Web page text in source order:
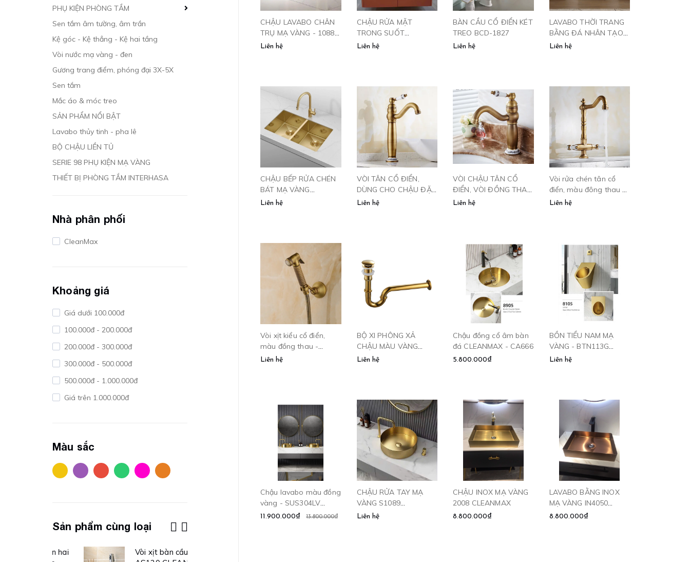
PHỤ KIỆN PHÒNG TẮM
Sen tắm âm tường, âm trần
Kệ góc - Kệ thẳng - Kệ hai tầng
Vòi nước mạ vàng - đen
Gương trang điểm, phóng đại 3X-5X
Sen tắm
Mắc áo & móc treo
SẢN PHẨM NỔI BẬT
Lavabo thủy tinh - pha lê
BỘ CHẬU LIỀN TỦ
SERIE 98 PHỤ KIỆN MẠ VÀNG
THIẾT BỊ PHÒNG TẮM INTERHASA
Nhà phân phối
CleanMax
Khoảng giá
Giá dưới 100.000đ
100.000đ - 200.000đ
200.000đ - 300.000đ
300.000đ - 500.000đ
500.000đ - 1.000.000đ
Giá trên 1.000.000đ
Màu sắc
Sản phẩm cùng loại
Vòi xịt bàn cầu -
CHẬU LAVABO CHÂN
TRỤ MẠ VÀNG - 1088
CLEANMAX
Liên hệ
CHẬU RỬA MẶT
TRONG SUỐT
CPG2266
Liên hệ
BÀN CẦU CỔ ĐIỂN KÉT
TREO BCD-1827
Liên hệ
LAVABO THỜI TRANG
BẰNG ĐÁ NHÂN TẠO
CỰC ĐẸP
Liên hệ
CHẬU BẾP RỬA CHÉN
BÁT MẠ VÀNG
SUS4880
Liên hệ
VÒI TÂN CỔ ĐIỂN,
DÙNG CHO CHẬU ĐẶT
BÀN-60205BF
Liên hệ
VÒI CHẬU TÂN CỔ
ĐIỂN, VÒI ĐỒNG THAU
-60205A
Liên hệ
Vòi rửa chén tân cổ
điển, màu đông thau -
60216F
Liên hệ
Vòi xịt kiểu cổ điển,
màu đồng thau -
PQ814CLM CLEANMAX
Liên hệ
BỘ XI PHÔNG XẢ
CHẬU MÀU VÀNG
ĐỒNG - XPC02
Liên hệ
Chậu đồng cổ âm bàn
đá CLEANMAX - CA666
5.800.000₫
BỒN TIỂU NAM MẠ
VÀNG - BTN113G
CLEANMAX
Liên hệ
Chậu lavabo màu đồng
vàng - SUS304LV
CLEANMAX
11.900.000₫ 13.800.000₫
CHẬU RỬA TAY MẠ
VÀNG S1089
CLEANMAX
Liên hệ
CHẬU INOX MẠ VÀNG
2008 CLEANMAX
8.800.000₫
LAVABO BẰNG INOX
MẠ VÀNG IN4050
CLEANMAX
8.800.000₫